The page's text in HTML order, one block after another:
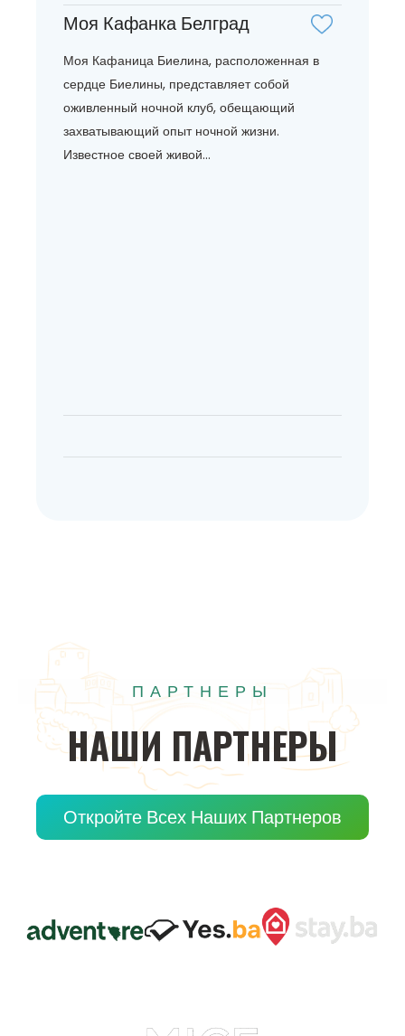
Моя Кафанка Белград
Моя Кафаница Биелина, расположенная в
сердце Биелины, представляет собой
оживленный ночной клуб, обещающий
захватывающий опыт ночной жизни.
Известное своей живой...
ПАРТНЕРЫ
НАШИ ПАРТНЕРЫ
Откройте Всех Наших Партнеров